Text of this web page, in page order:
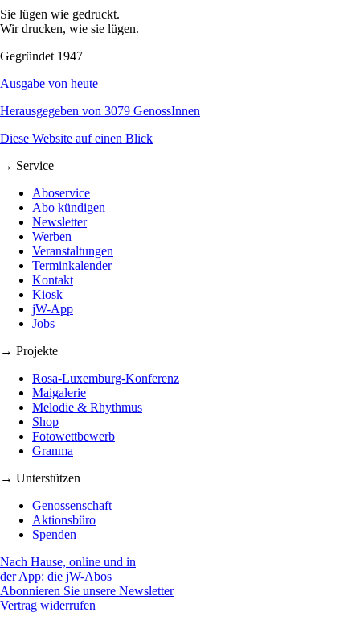
Sie lügen wie gedruckt.
Wir drucken, wie sie lügen.
Gegründet 1947
Ausgabe von heute
Herausgegeben von 3079 GenossInnen
Diese Website auf einen Blick
→ Service
Aboservice
Abo kündigen
Newsletter
Werben
Veranstaltungen
Terminkalender
Kontakt
Kiosk
jW-App
Jobs
→ Projekte
Rosa-Luxemburg-Konferenz
Maigalerie
Melodie & Rhythmus
Shop
Fotowettbewerb
Granma
→ Unterstützen
Genossenschaft
Aktionsbüro
Spenden
Nach Hause, online und in
der App: die jW-Abos
Abonnieren Sie unsere Newsletter
Vertrag widerrufen